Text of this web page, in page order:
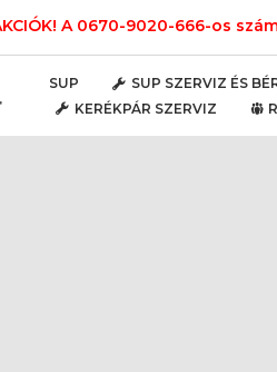
A 0670-9020-666-os
SUP SUP SZERVIZ ÉS
KERÉKPÁR SZERVIZ